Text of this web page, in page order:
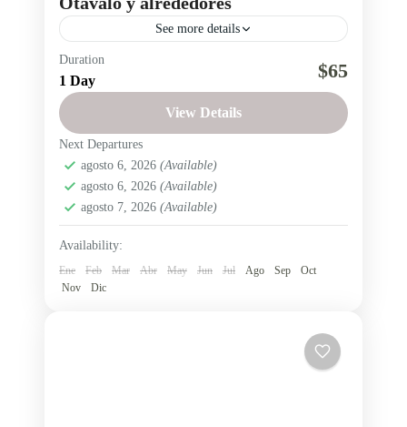
See more details
Otavalo
Visita Otavalo, la laguna de Cuicocha y sitios
mágicos de esta tierra de gente emprendedora.
Región Interandina
Fácil
2 People
Duration
1 Day $65
View Details
Next Departures
agosto 6, 2026 (Available)
agosto 6, 2026 (Available)
agosto 7, 2026 (Available)
Availability:
Ene Feb Mar Abr May Jun Jul Ago Sep
Oct
Nov
Dic